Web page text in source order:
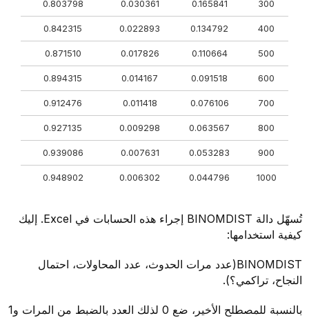
300
0.165841
0.030361
0.803798
400
0.134792
0.022893
0.842315
500
0.110664
0.017826
0.871510
600
0.091518
0.014167
0.894315
700
0.076106
0.011418
0.912476
800
0.063567
0.009298
0.927135
900
0.053283
0.007631
0.939086
1000
0.044796
0.006302
0.948902
تُسهّل دالة BINOMDIST إجراء هذه الحسابات في Excel. إليك
كيفية استخدامها:
BINOMDIST(عدد مرات الحدوث، عدد المحاولات، احتمال
النجاح، تراكمي؟).
بالنسبة للمصطلح الأخير، ضع 0 لذلك العدد بالضبط من المرات و1